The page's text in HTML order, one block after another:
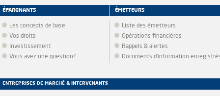
ÉPARGNANTS
Les concepts de base
Vos droits
Investissement
Vous avez une question?
ÉMETTEURS
Liste des émetteurs
Opérations financières
Rappels & alertes
Documents d’information
ENTREPRISES DE MARCHÉ & INTERVENANTS